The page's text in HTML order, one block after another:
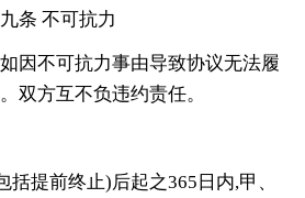
条 不可抗力
因不可抗力事由导致协议无法履
双方互不负违约责任。
括提前终止)后起之365日内,甲、